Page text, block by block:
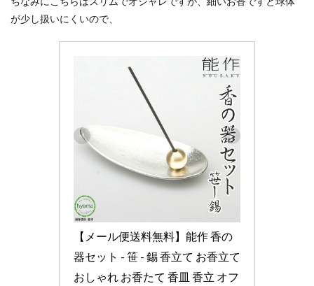
が少し扱いにくいので、
【メール便送料無料】能作 香の
器セット - 笹 - 錫 香立て お香立て
おしゃれ お香たて 香皿 香立 オフ